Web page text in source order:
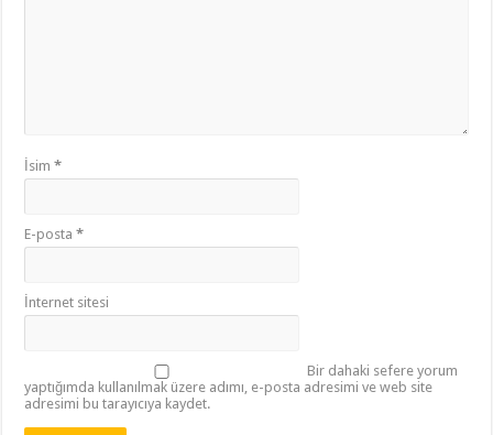
İsim*
E-posta*
İnternet sitesi
Bir dahaki sefere yorum
yaptığımda kullanılmak üzere adımı, e-posta adresimi ve web site
adresimi bu tarayıcıya kaydet.